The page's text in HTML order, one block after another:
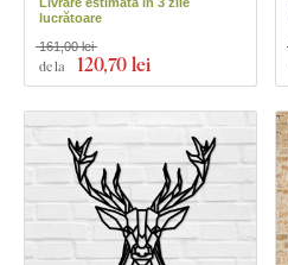
lucrătoare
de la 120,70 lei
161,00 lei